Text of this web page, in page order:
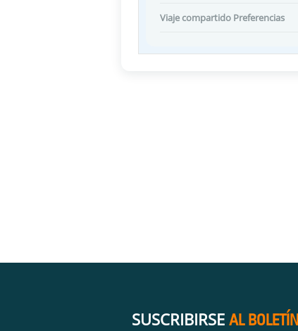
Viaje compartido Preferencias
SUSCRIBIRSE AL BOLETÍN